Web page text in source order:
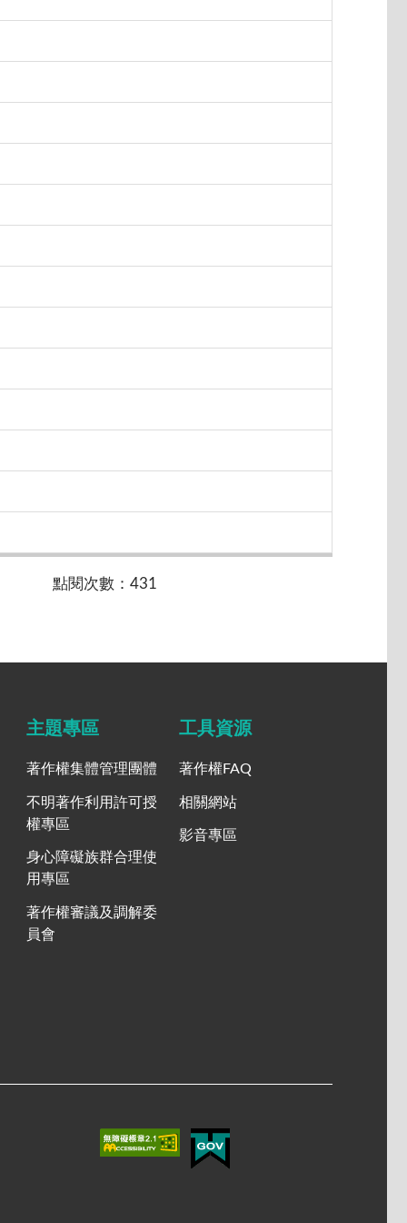
點閱次數：431
主題專區
著作權集體管理團體
不明著作利用許可授
權專區
身心障礙族群合理使
用專區
著作權審議及調解委
員會
工具資源
著作權FAQ
相關網站
影音專區